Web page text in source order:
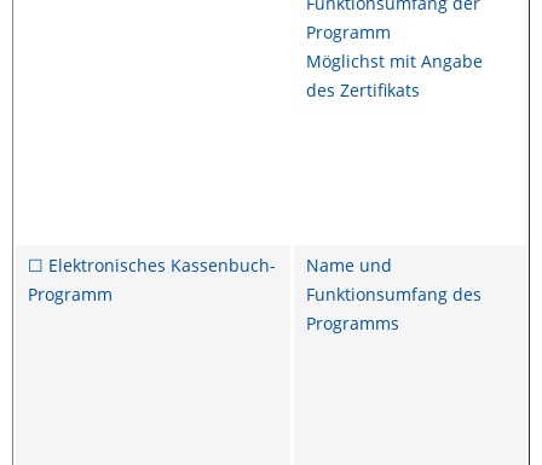
Programm
Möglichst mit Angabe
des Zertifikats
☐ Elektronisches Kassenbuch-
Programm
Name und
Funktionsumfang des
Programms